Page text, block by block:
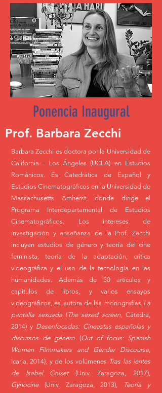
Ponencia Inaugural
Prof. Barbara Zecchi
Barbara Zecchi es doctora por la Universidad de
California - Los Ángeles (UCLA) en Estudios
Románicos. Es Catedrática de Español y
Estudios Cinematográficos en la Universidad de
Massachusetts Amherst, donde dirige el
Programa Interdepartamental de Estudios
Cinematográficos. Los intereses de
investigación y enseñanza de la Prof. Zecchi
incluyen estudios de género y teoría del cine
feminista, teoría de la adaptación, crítica
videográfica y el uso de la tecnología en las
humanidades. Además de 50 artículos y
capítulos de libros, y varios ensayos
videográficos, es autora de las monografías La
pantalla sexuada(The sexed screen, Cátedra,
2014) y Desenfocadas: Cineastas españolas y
discursos de género (Out of focus:
Spanish
Women Filmmakers and Gender Discourse,
Icaria, 2014), y de los volúmenes Tras las lentes
de Isabel Coixet(Univ. Zaragoza, 2017),
Gynocine(Univ. Zaragoza, 2013),
Teoría y